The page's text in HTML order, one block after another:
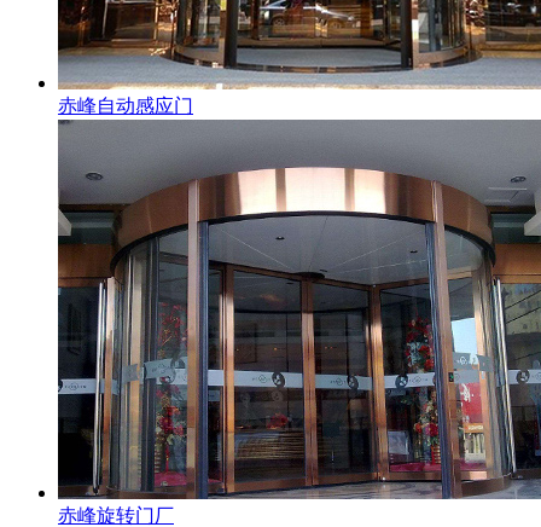
赤峰自动感应门
赤峰旋转门厂